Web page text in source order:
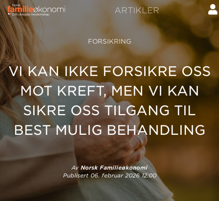
ARTIKLER
FORSIKRING
VI KAN IKKE FORSIKRE OSS
MOT KREFT, MEN VI KAN
SIKRE OSS TILGANG TIL
BEST MULIG BEHANDLING
Av Norsk Familieøkonomi
Publisert06. februar 2026 12:00